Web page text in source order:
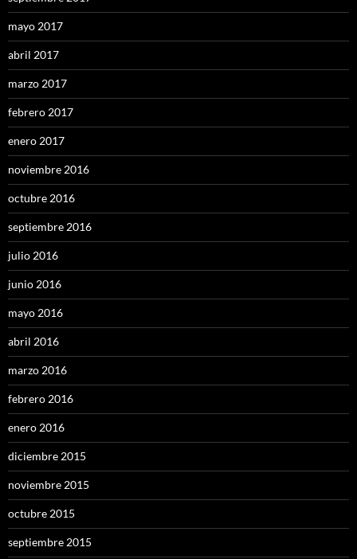
mayo 2017
abril 2017
marzo 2017
febrero 2017
enero 2017
noviembre 2016
octubre 2016
septiembre 2016
julio 2016
junio 2016
mayo 2016
abril 2016
marzo 2016
febrero 2016
enero 2016
diciembre 2015
noviembre 2015
octubre 2015
septiembre 2015